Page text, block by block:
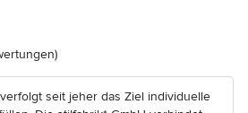
5 von 5 Sternen
seit jeher das Ziel individuelle